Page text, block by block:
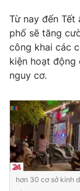
® Cấm sao chép
thuận bằng văn
thông tin từ
Từ nay đến Tết
phố sẽ tăng
công khai các
kiện hoạt động
nguy cơ.
hơn 30 cơ sở kinh